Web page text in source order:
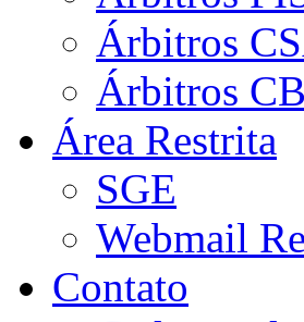
Árbitros
Árbitros
Área Restrita
SGE
Webmail
Contato